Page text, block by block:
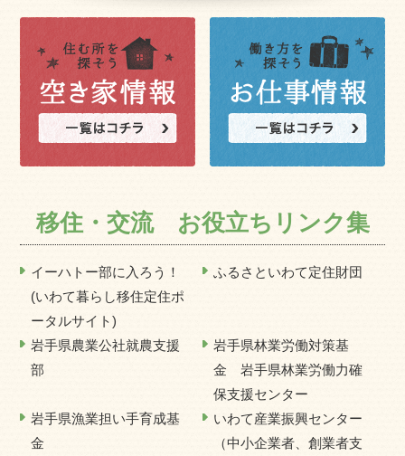
移住・交流 お役立ちリンク集
イーハトー部に入ろう！
(いわて暮らし移住定住ポ
ータルサイト)
ふるさといわて定住財団
岩手県農業公社就農支援
部
岩手県林業労働対策基
金 岩手県林業労働力確
保支援センター
岩手県漁業担い手育成基
金
いわて産業振興センター
（中小企業者、創業者支